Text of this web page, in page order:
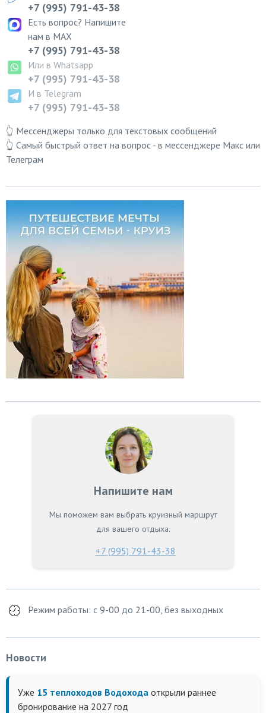
+7 (995) 791-43-38
Есть вопрос? Напишите
нам в MAX
+7 (995) 791-43-38
Или в Whatsapp
+7 (995) 791-43-38
И в Telegram
+7 (995) 791-43-38
👆 Мессенджеры только для текстовых сообщений
👆 Самый быстрый ответ на вопрос - в мессенджере Макс или
Телеграм
Напишите нам
Мы поможем вам выбрать круизный маршрут
для вашего отдыха.
+7 (995) 791-43-38
Режим работы: с 9-00 до 21-00, без выходных
Новости
Уже 15 теплоходов Водохода открыли раннее
бронирование на 2027 год